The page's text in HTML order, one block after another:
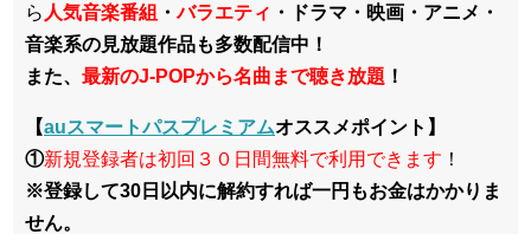
ら 人気音楽番組 ・バラエティ ・ドラマ・映画・アニメ・
音楽系の見放題作品も多数配信中！
また、 最新のJ-POPから名曲まで聴き放題 ！
【auスマートパスプレミアムオススメポイント】
①新規登録者は初回３０日間無料で利用できます ！
※登録して30日以内に解約すれば一円もお金はかかりま
せん。